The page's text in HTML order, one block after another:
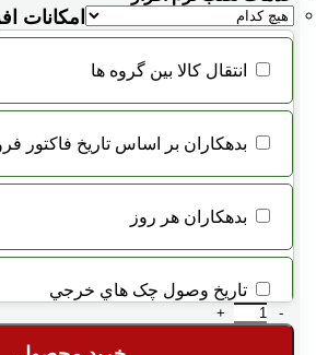
امکانات
انتقال کالا بين گروه ها
بدهكاران بر اساس تاريخ فاكتور
بدهكاران هر روز
تاريخ وصول چک هاي خرجي
نرم افزار حسابداری هلو فروشگاهی پیشرفته شبکه 3